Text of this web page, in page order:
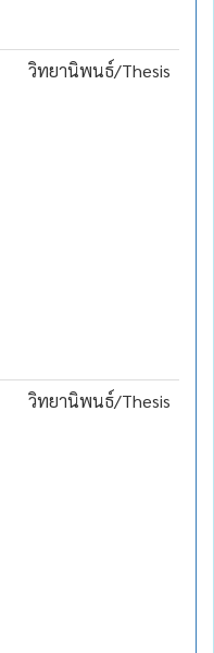
วิทยานิพนธ์/Thesis
วิทยานิพนธ์/Thesis